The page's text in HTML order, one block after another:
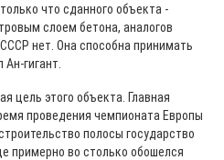
что сданного объекта -
слоем бетона, аналогов
нет. Она способна принимать
гигант.
цель этого объекта. Главная
проведения чемпионата Европы
полосы государство
примерно во столько обошелся